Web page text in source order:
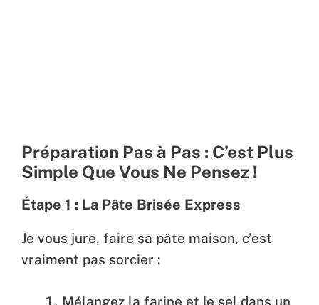
Préparation Pas à Pas : C’est Plus
Simple Que Vous Ne Pensez !
Étape 1 : La Pâte Brisée Express
Je vous jure, faire sa pâte maison, c’est
vraiment pas sorcier :
Mélangez la farine et le sel dans un